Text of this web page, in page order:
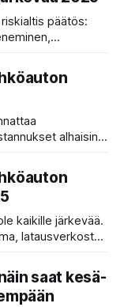
päätös:
tuovat
olla erityisen
päätöstä.
alhaisina,
verotukselliset
kaikille järkevää.
latausverkoston
riskin. Lue
saat kesä-